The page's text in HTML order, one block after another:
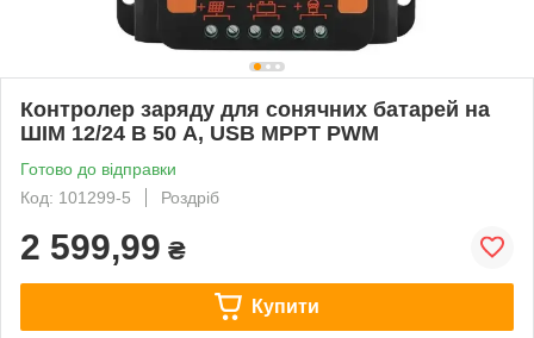
Контролер заряду для сонячних батарей на
ШІМ 12/24 В 50 А, USB MPPT PWM
Готово до відправки
Код: 101299-5
Роздріб
2 599,99 ₴
Купити